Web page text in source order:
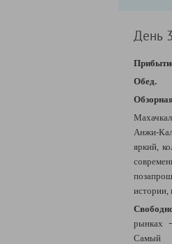
День
Обед.
Анжи-
яркий,
истории,
рынках
Самый